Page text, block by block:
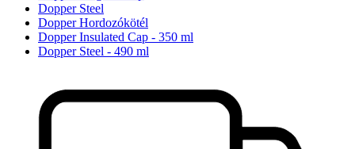
Dopper Steel
Dopper Hordozókötél
Dopper Insulated Cap - 350 ml
Dopper Steel - 490 ml